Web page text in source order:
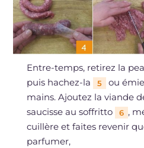
Entre-temps, retirez la
puis hachez-la
5
ou
mains. Ajoutez la viande
saucisse au soffritto
6 ,
cuillère et faites revenir
parfumer,